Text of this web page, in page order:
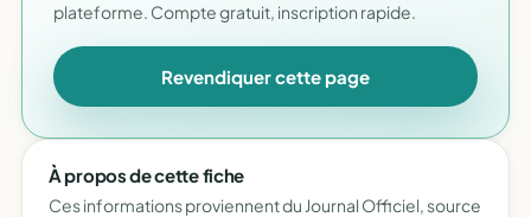
plateforme. Compte gratuit, inscription rapide.
Revendiquer cette page
À propos de cette fiche
Ces informations proviennent du Journal Officiel, source